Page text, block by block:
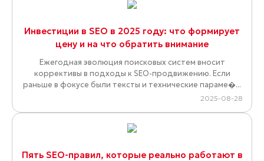
Инвестиции в SEO в 2025 году: что формирует
цену и на что обратить внимание
Ежегодная эволюция поисковых систем вносит
коррективы в подходы к SEO-продвижению. Если
раньше в фокусе были тексты и технические параме�...
2025-08-28
Пять SEO-правил, которые реально работают в